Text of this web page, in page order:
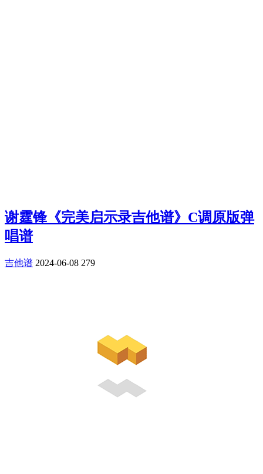
谢霆锋《完美启示录吉他谱》C调原版弹
唱谱
吉他谱 2024-06-08 279